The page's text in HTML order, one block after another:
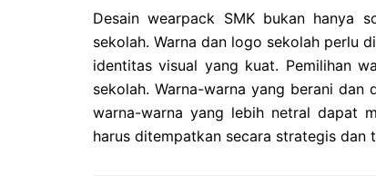
Desain wearpack SMK bukan hanya
sekolah. Warna dan logo sekolah perlu
identitas visual yang kuat. Pemilihan
sekolah. Warna-warna yang berani dan
warna-warna yang lebih netral dapat
harus ditempatkan secara strategis dan